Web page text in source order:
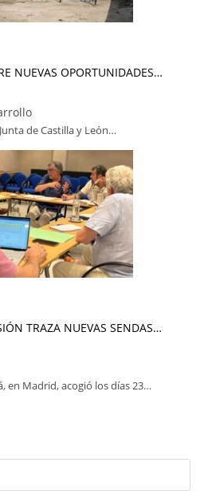
NUEVAS OPORTUNIDADES…
de Castilla y León…
TRAZA NUEVAS SENDAS…
en Madrid, acogió los días 23…